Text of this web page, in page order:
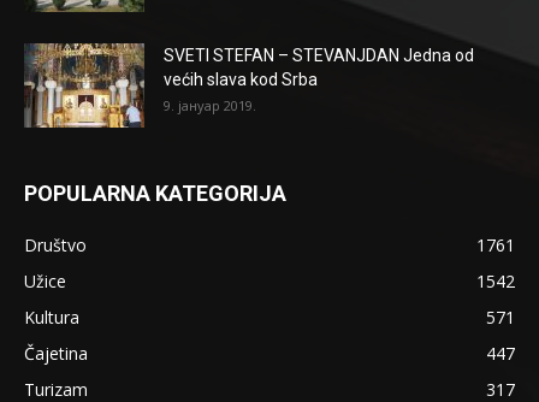
SVETI STEFAN – STEVANJDAN Jedna od
većih slava kod Srba
9. јануар 2019.
POPULARNA KATEGORIJA
Društvo
1761
Užice
1542
Kultura
571
Čajetina
447
Turizam
317